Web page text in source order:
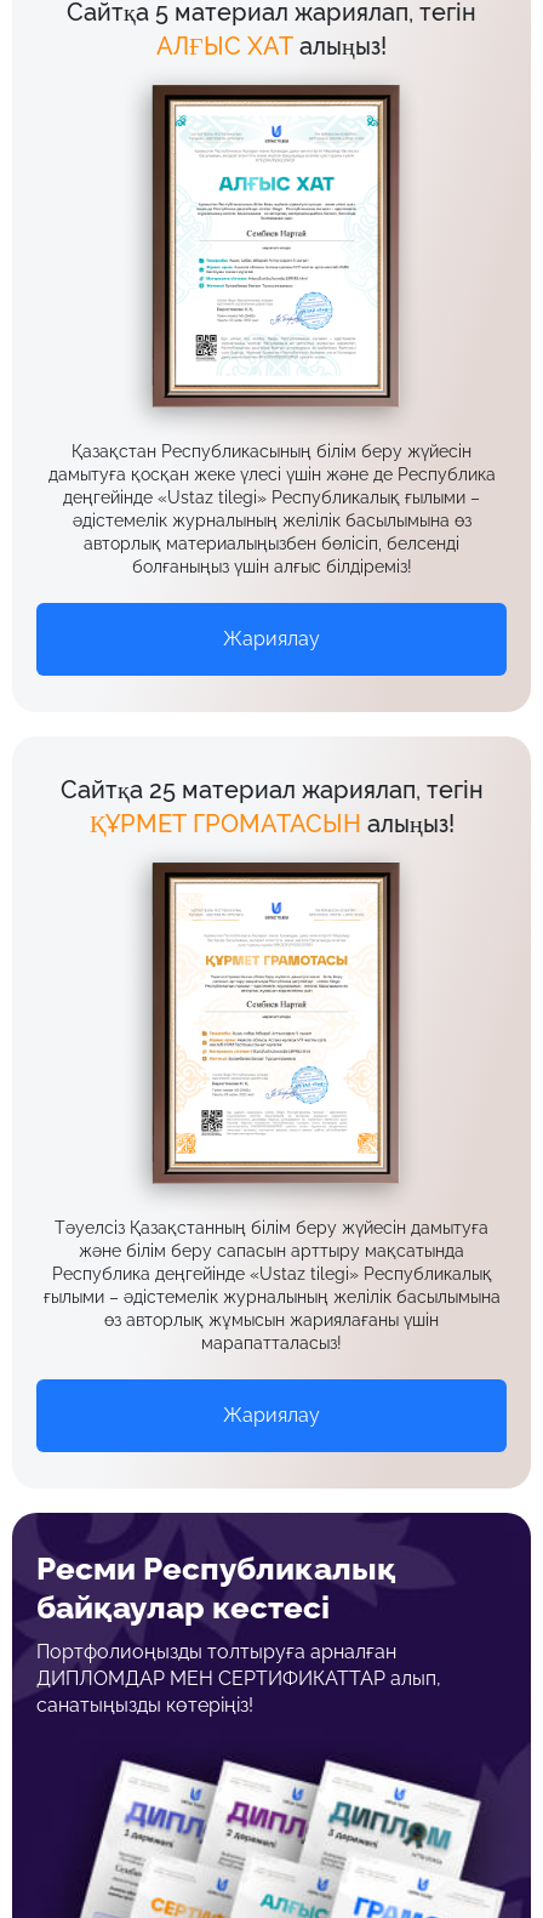
Сайтқа 5 материал жариялап, тегін
АЛҒЫС ХАТ алыңыз!
Қазақстан Республикасының білім беру жүйесін
дамытуға қосқан жеке үлесі үшін және де Республика
деңгейінде «Ustaz tilegi» Республикалық ғылыми –
әдістемелік журналының желілік басылымына өз
авторлық материалыңызбен бөлісіп, белсенді
болғаныңыз үшін алғыс білдіреміз!
Жариялау
Сайтқа 25 материал жариялап, тегін
ҚҰРМЕТ ГРОМАТАСЫН алыңыз!
Тәуелсіз Қазақстанның білім беру жүйесін дамытуға
және білім беру сапасын арттыру мақсатында
Республика деңгейінде «Ustaz tilegi» Республикалық
ғылыми – әдістемелік журналының желілік басылымына
өз авторлық жұмысын жариялағаны үшін
марапатталасыз!
Жариялау
Ресми Республикалық
байқаулар кестесі
Портфолиоңызды толтыруға арналған
ДИПЛОМДАР МЕН СЕРТИФИКАТТАР алып,
санатыңызды көтеріңіз!